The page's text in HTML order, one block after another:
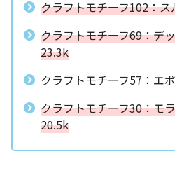
クラフトモチーフ102：
クラフトモチーフ69：デ
23.3k
クラフトモチーフ57：エ
クラフトモチーフ30：モ
20.5k